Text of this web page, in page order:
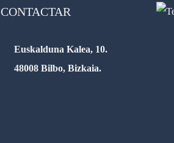
CONTACTAR
Euskalduna Kalea, 10.
48008 Bilbo, Bizkaia.